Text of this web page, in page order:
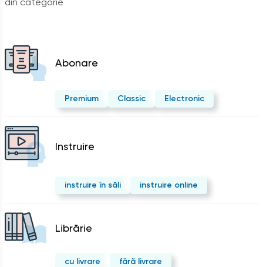
Abonare
Premium Classic Electronic
Instruire
instruire în săli instruire online
Librărie
cu livrare fără livrare